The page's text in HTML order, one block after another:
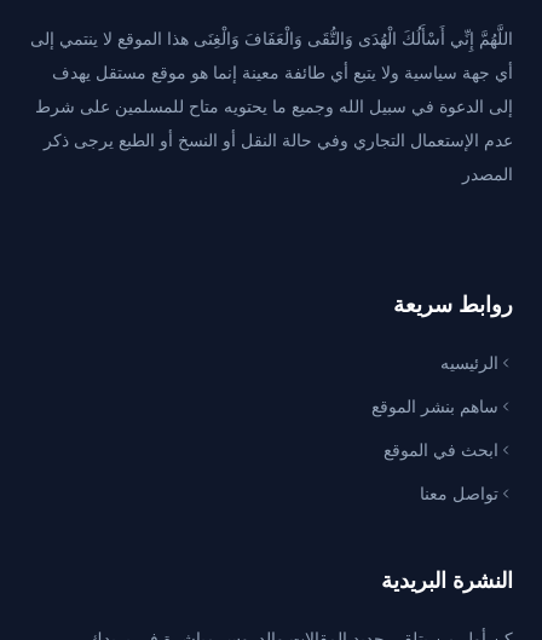
اللَّهُمَّ إِنِّي أَسْأَلُكَ الْهُدَى وَالتُّقَى وَالْعَفَافَ وَالْغِنَى هذا الموقع لا ينتمي إلى
أي جهة سياسية ولا يتبع أي طائفة معينة إنما هو موقع مستقل يهدف
إلى الدعوة في سبيل الله وجميع ما يحتويه متاح للمسلمين على شرط
عدم الإستعمال التجاري وفي حالة النقل أو النسخ أو الطبع يرجى ذكر
المصدر
روابط سريعة
الرئيسيه
ساهم بنشر الموقع
ابحث في الموقع
تواصل معنا
النشرة البريدية